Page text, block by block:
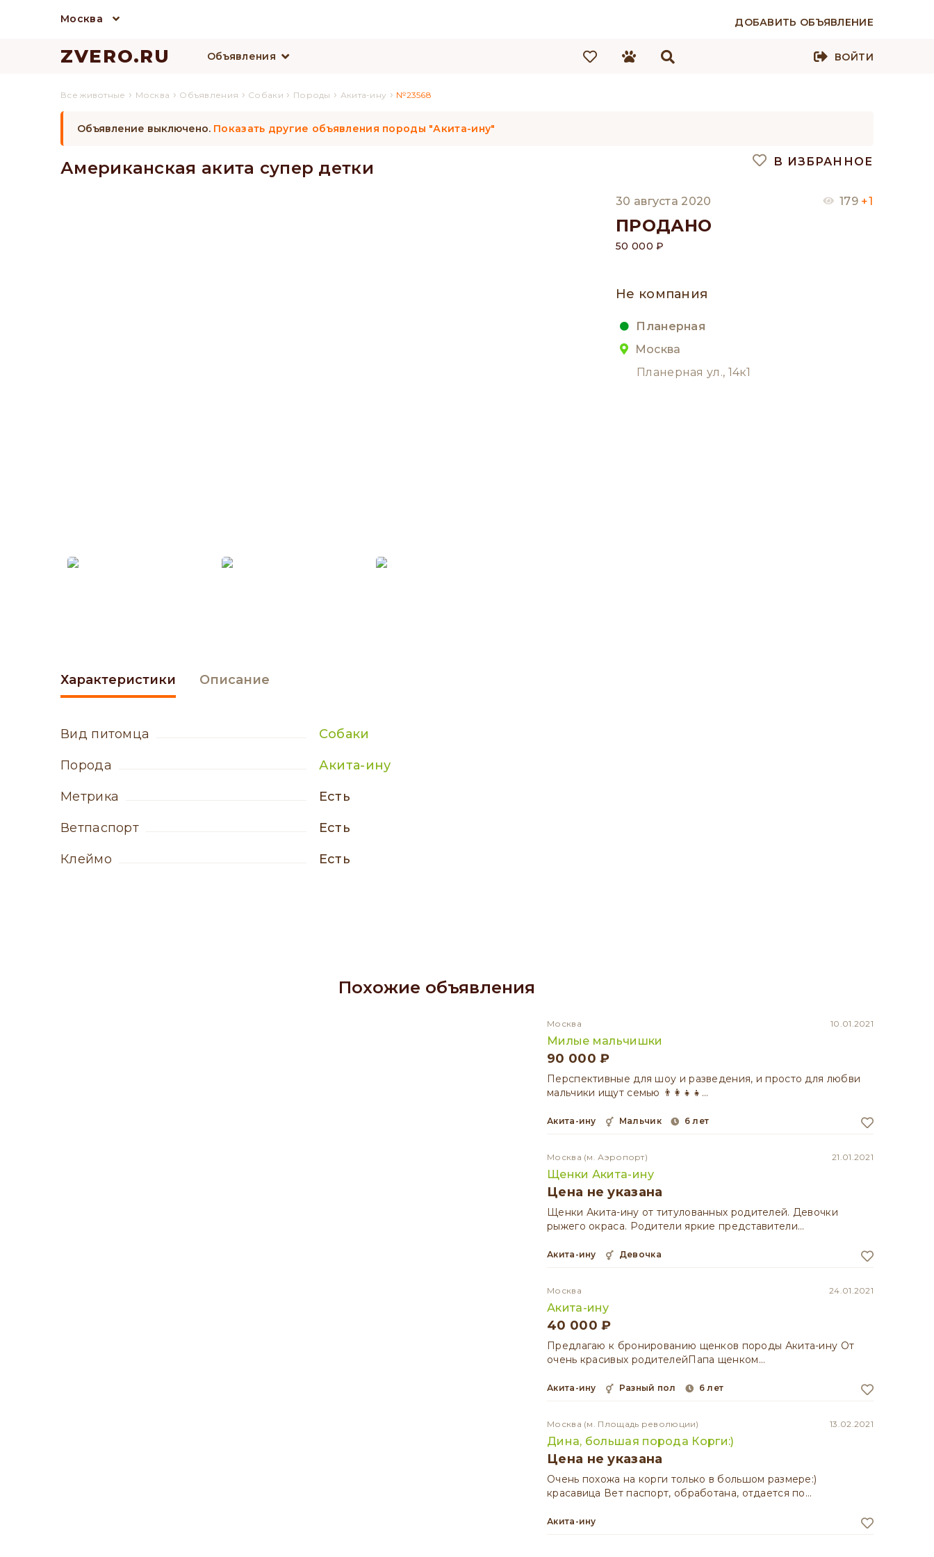
Москва ДОБАВИТЬ ОБЪЯВЛЕНИЕ
ZVERO.RU Объявления ВОЙТИ
Все животные › Москва › Объявления › Собаки › Породы › Акита-ину › №23568
Объявление выключено. Показать другие объявления породы "Акита-ину"
Американская акита супер детки
Характеристики
вид питомца Собаки
порода Акита-ину
метрика есть
ветпаспорт есть
клеймо есть
Описание
В ИЗБРАННОЕ
30 августа 2020 179 +1
ПРОДАНО
50 000 ₽
Не компания
Планерная
Москва
Планерная ул., 14к1
Похожие объявления
Москва 10.01.2021
Милые мальчишки
90 000 ₽
Перспективные для шоу и разведения, и просто для любви
мальчики ищут семью 👨‍👩‍👧‍👧…
Акита-ину мальчик 6 лет
Москва (м. Аэропорт) 21.01.2021
Щенки Акита-ину
Цена не указана
Щенки Акита-ину от титулованных родителей. Девочки
рыжего окраса. Родители яркие представители…
Акита-ину девочка
Москва 24.01.2021
Акита-ину
40 000 ₽
Предлагаю к бронированию щенков породы Акита-ину От
очень красивых родителейПапа щенком…
Акита-ину разный пол 6 лет
Москва (м. Площадь революции) 13.02.2021
Дина, большая порода Корги:)
Цена не указана
Очень похожа на корги только в большом размере:)
красавица Вет паспорт, обработана, отдается по…
Акита-ину